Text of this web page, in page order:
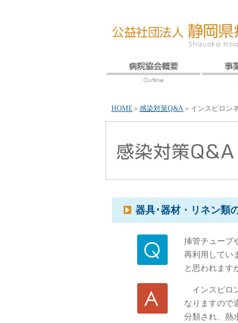
HOME ＞ 感染対策Q&A ＞ インスピロン
器具･器材・リネン類
挿管チューブ
再利用してい
と思われます
インスピロ
なりますので
分類され、熱